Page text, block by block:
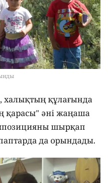
халықтың құлағында
қарасы" әні жаңаша
шырқап
да орындады.